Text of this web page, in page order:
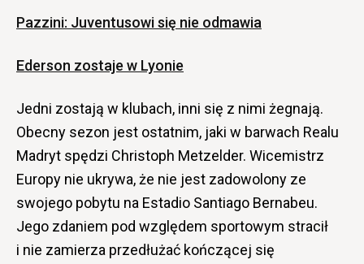
Pazzini: Juventusowi się nie odmawia
Ederson zostaje w Lyonie
Jedni zostają w klubach, inni się z nimi żegnają.
Obecny sezon jest ostatnim, jaki w barwach Realu
Madryt spędzi Christoph Metzelder. Wicemistrz
Europy nie ukrywa, że nie jest zadowolony ze
swojego pobytu na Estadio Santiago Bernabeu.
Jego zdaniem pod względem sportowym stracił
i nie zamierza przedłużać kończącej się